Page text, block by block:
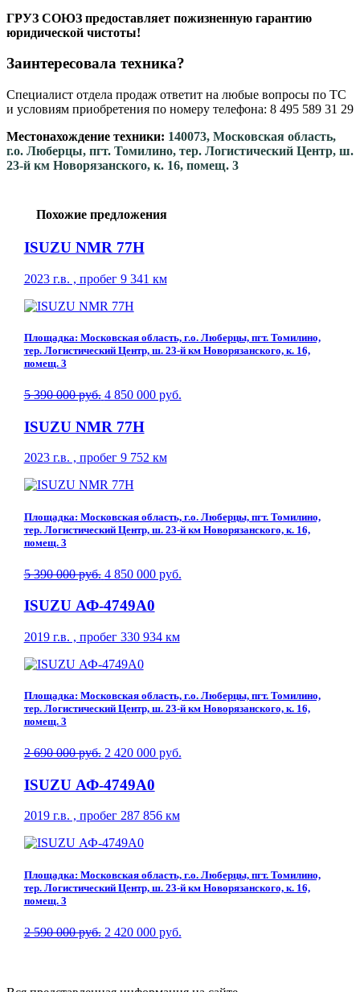
ГРУЗ СОЮЗ предоставляет пожизненную гарантию
юридической чистоты!
Заинтересовала техника?
Специалист отдела продаж ответит на любые вопросы по ТС
и условиям приобретения по номеру телефона: 8 495 589 31 29
Местонахождение техники: 140073, Московская область,
г.о. Люберцы, пгт. Томилино, тер. Логистический Центр, ш.
23-й км Новорязанского, к. 16, помещ. 3
Похожие предложения
ISUZU NMR 77H
2023 г.в. , пробег 9 341 км
Площадка: Московская область, г.о. Люберцы, пгт. Томилино,
тер. Логистический Центр, ш. 23-й км Новорязанского, к. 16,
помещ. 3
5 390 000 руб. 4 850 000 руб.
ISUZU NMR 77H
2023 г.в. , пробег 9 752 км
Площадка: Московская область, г.о. Люберцы, пгт. Томилино,
тер. Логистический Центр, ш. 23-й км Новорязанского, к. 16,
помещ. 3
5 390 000 руб. 4 850 000 руб.
ISUZU АФ-4749A0
2019 г.в. , пробег 330 934 км
Площадка: Московская область, г.о. Люберцы, пгт. Томилино,
тер. Логистический Центр, ш. 23-й км Новорязанского, к. 16,
помещ. 3
2 690 000 руб. 2 420 000 руб.
ISUZU АФ-4749A0
2019 г.в. , пробег 287 856 км
Площадка: Московская область, г.о. Люберцы, пгт. Томилино,
тер. Логистический Центр, ш. 23-й км Новорязанского, к. 16,
помещ. 3
2 590 000 руб. 2 420 000 руб.